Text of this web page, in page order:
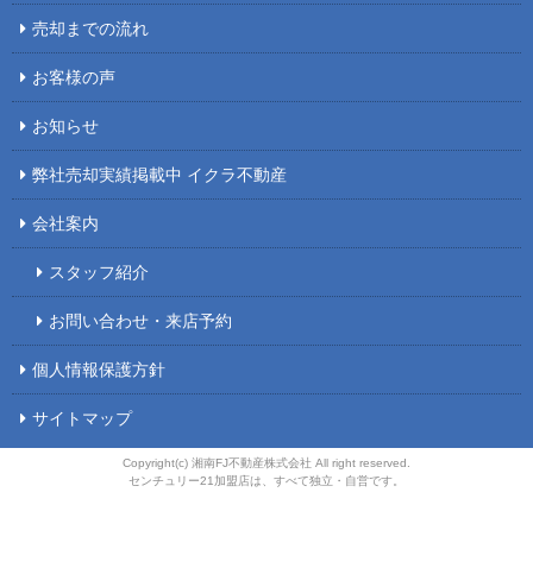
売却までの流れ
お客様の声
お知らせ
弊社売却実績掲載中 イクラ不動産
会社案内
スタッフ紹介
お問い合わせ・来店予約
個人情報保護方針
サイトマップ
Copyright(c) 湘南FJ不動産株式会社 All right reserved.
センチュリー21加盟店は、すべて独立・自営です。